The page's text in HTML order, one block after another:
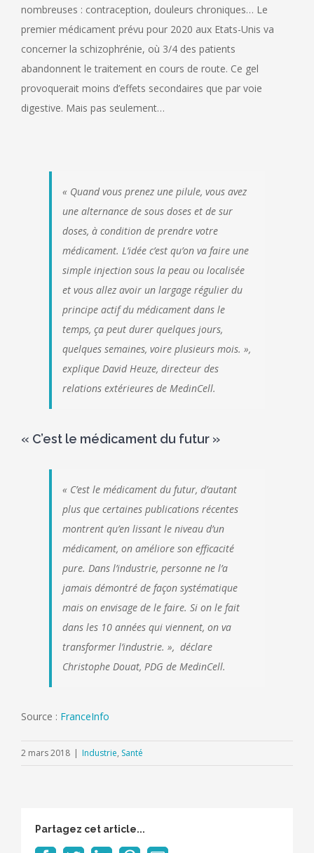
nombreuses : contraception, douleurs chroniques… Le
premier médicament prévu pour 2020 aux Etats-Unis va
concerner la schizophrénie, où 3/4 des patients
abandonnent le traitement en cours de route. Ce gel
provoquerait moins d’effets secondaires que par voie
digestive. Mais pas seulement…
« Quand vous prenez une pilule, vous avez
une alternance de sous doses et de sur
doses, à condition de prendre votre
médicament. L’idée c’est qu’on va faire une
simple injection sous la peau ou localisée
et vous allez avoir un largage régulier du
principe actif du médicament dans le
temps, ça peut durer quelques jours,
quelques semaines, voire plusieurs mois. »,
explique David Heuze, directeur des
relations extérieures de MedinCell.
« C’est le médicament du futur »
« C’est le médicament du futur, d’autant
plus que certaines publications récentes
montrent qu’en lissant le niveau d’un
médicament, on améliore son efficacité
pure. Dans l’industrie, personne ne l’a
jamais démontré de façon systématique
mais on envisage de le faire. Si on le fait
dans les 10 années qui viennent, on va
transformer l’industrie. », déclare
Christophe Douat, PDG de MedinCell.
Source : FranceInfo
2 mars 2018 | Industrie, Santé
Partagez cet article...